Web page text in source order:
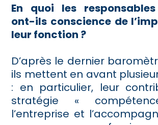
En quoi les
ont-ils conscience de
leur fonction ?
D’après le dernier
ils mettent en avant
: en particulier, leur
stratégie «
l’entreprise et